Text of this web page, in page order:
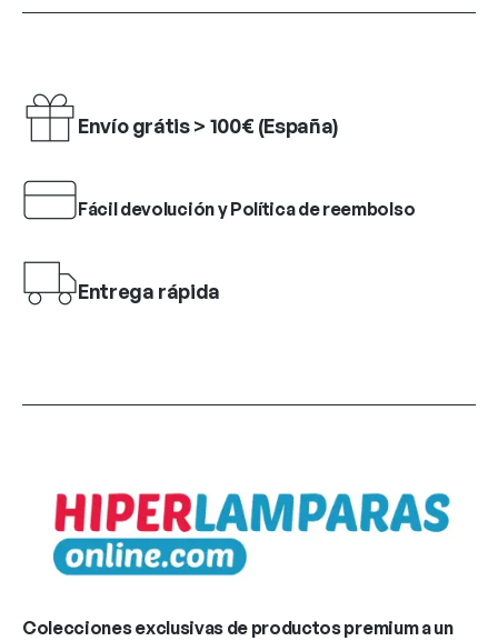
Envío grátis > 100€ (España)
Fácil devolución y Política de reembolso
Entrega rápida
Colecciones exclusivas de productos premium a un